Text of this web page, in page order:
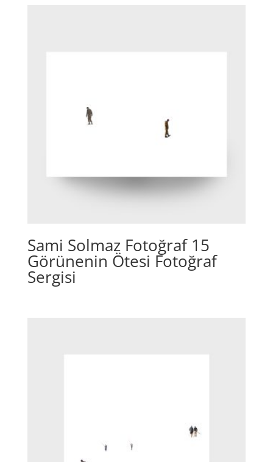
Sami Solmaz Fotoğraf 15
Görünenin Ötesi Fotoğraf
Sergisi